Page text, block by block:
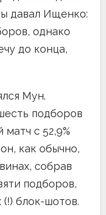
давал Ищенко:
однако
до конца,
Мун.
подборов
с 52,9%
как обычно,
собрав
подборов,
(!) блок-шотов.